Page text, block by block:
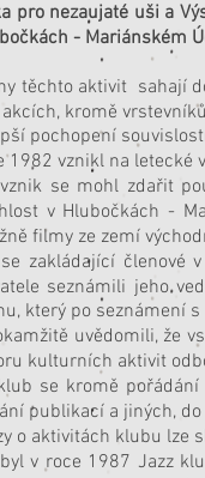
pro nezaujaté uši a
- Mariánském
těchto aktivit sahají
kromě
pochopení
1982 vznikl na letecké
se mohl zdařit
v Hlubočkách -
filmy ze zemí
zakládající členové
seznámili jeho
který po seznámení
uvědomili, že
kulturních aktivit
se kromě
publikací a jiných,
o aktivitách klubu lze
v roce 1987 Jazz